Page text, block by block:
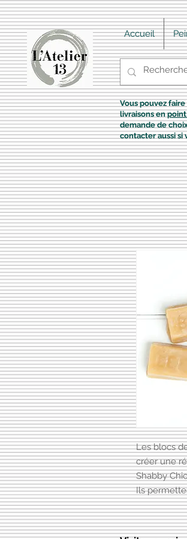
Accueil
Vous pouvez
livraisons en
demande de
contacter aussi si
Les blocs
créer une
Shabby
Ils